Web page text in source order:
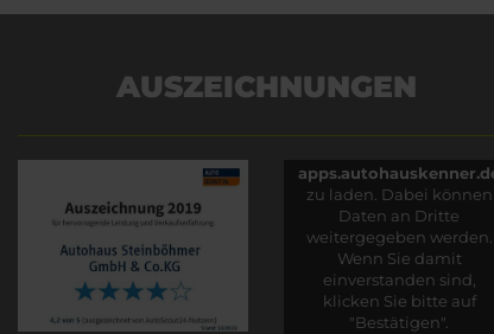
AUSZEICHNUNGEN
zu laden. Dabei können
Daten an Dritte
weitergegeben werden.
Wenn Sie damit
einverstanden sind,
klicken Sie bitte auf
"Bestätigen".